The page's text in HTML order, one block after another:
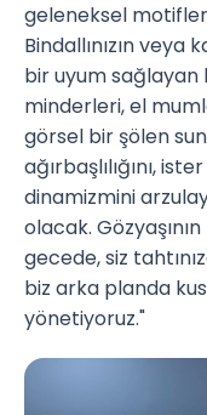
geleneksel
Bindallınızın veya
bir uyum sağlayan
minderleri, el
görsel bir şölen
ağırbaşlılığını,
dinamizmini
olacak.
gecede, siz
biz arka planda
yönetiyoruz."